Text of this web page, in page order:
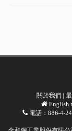
關於我們 |
English
電話：886-4-